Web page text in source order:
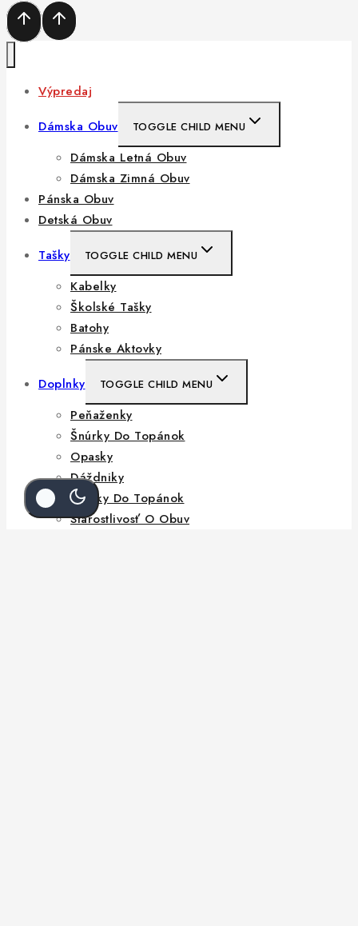
Výpredaj
Dámska Obuv
TOGGLE CHILD MENU
Dámska Letná Obuv
Dámska Zimná Obuv
Pánska Obuv
Detská Obuv
Tašky
TOGGLE CHILD MENU
Kabelky
Školské Tašky
Batohy
Pánske Aktovky
Doplnky
TOGGLE CHILD MENU
Peňaženky
Šnúrky Do Topánok
Opasky
Dáždniky
Vložky Do Topánok
Starostlivosť O Obuv